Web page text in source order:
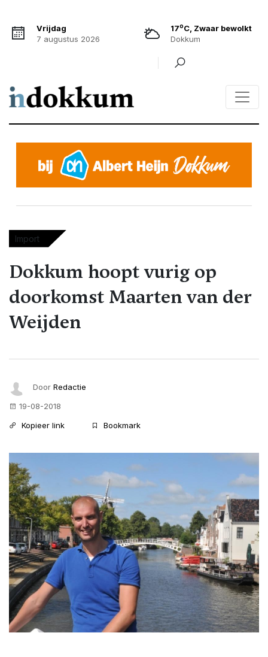
Vrijdag
7 augustus 2026
17oC, Zwaar bewolkt
Dokkum
Import
Dokkum hoopt vurig op
doorkomst Maarten van der
Weijden
Door Redactie
19-08-2018
Kopieer link
Bookmark